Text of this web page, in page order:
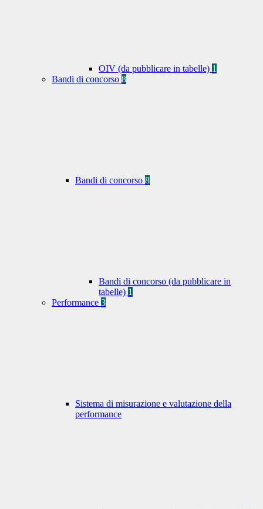
OIV (da pubblicare in tabelle) 1
Bandi di concorso 8
Bandi di concorso 8
Bandi di concorso (da pubblicare in
tabelle) 1
Performance 3
Sistema di misurazione e valutazione della
performance